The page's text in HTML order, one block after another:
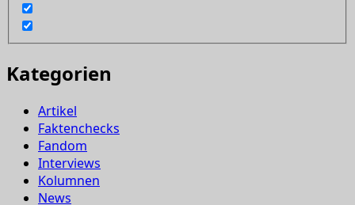
Kategorien
Artikel
Faktenchecks
Fandom
Interviews
Kolumnen
News